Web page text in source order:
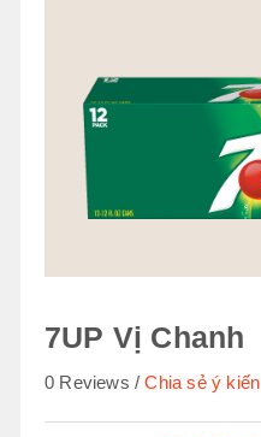
7UP Vị Chanh
0 Reviews Chia sẻ ý kiến